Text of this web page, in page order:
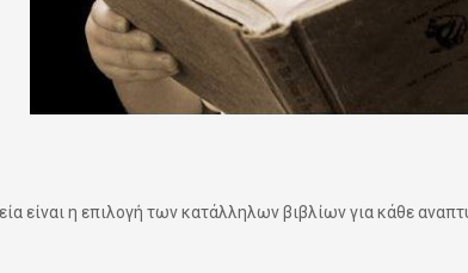
είναι η επιλογή των κατάλληλων βιβλίων για κάθε